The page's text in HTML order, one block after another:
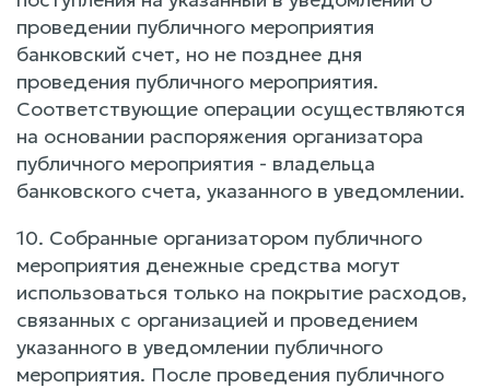
проведении публичного мероприятия
банковский счет, но не позднее дня
проведения публичного мероприятия.
Соответствующие операции осуществляются
на основании распоряжения организатора
публичного мероприятия - владельца
банковского счета, указанного в уведомлении.
10. Собранные организатором публичного
мероприятия денежные средства могут
использоваться только на покрытие расходов,
связанных с организацией и проведением
указанного в уведомлении публичного
мероприятия. После проведения публичного